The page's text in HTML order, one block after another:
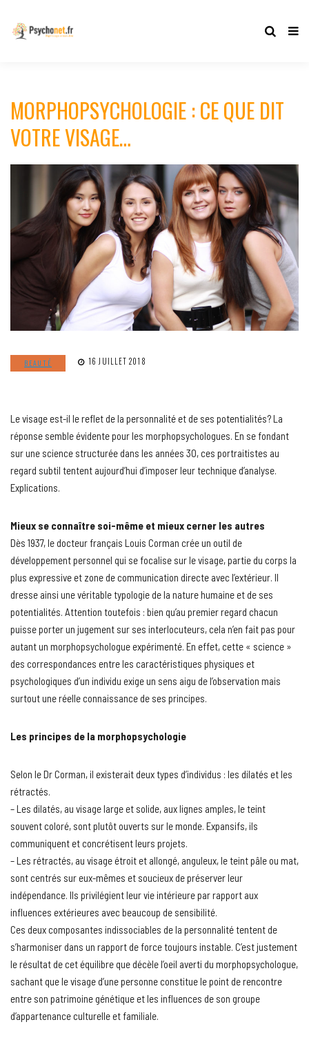
MORPHOPSYCHOLOGIE : CE QUE DIT
VOTRE VISAGE…
BEAUTÉ 16 JUILLET 2018
Le visage est-il le reflet de la personnalité et de ses potentialités? La
réponse semble évidente pour les morphopsychologues. En se fondant
sur une science structurée dans les années 30, ces portraitistes au
regard subtil tentent aujourd’hui d’imposer leur technique d’analyse.
Explications.
Mieux se connaître soi-même et mieux cerner les autres
Dès 1937, le docteur français Louis Corman crée un outil de
développement personnel qui se focalise sur le visage, partie du corps la
plus expressive et zone de communication directe avec l’extérieur. Il
dresse ainsi une véritable typologie de la nature humaine et de ses
potentialités. Attention toutefois : bien qu’au premier regard chacun
puisse porter un jugement sur ses interlocuteurs, cela n’en fait pas pour
autant un morphopsychologue expérimenté. En effet, cette « science »
des correspondances entre les caractéristiques physiques et
psychologiques d’un individu exige un sens aigu de l’observation mais
surtout une réelle connaissance de ses principes.
Les principes de la morphopsychologie
Selon le Dr Corman, il existerait deux types d’individus : les dilatés et les
rétractés.
– Les dilatés, au visage large et solide, aux lignes amples, le teint
souvent coloré, sont plutôt ouverts sur le monde. Expansifs, ils
communiquent et concrétisent leurs projets.
– Les rétractés, au visage étroit et allongé, anguleux, le teint pâle ou mat,
sont centrés sur eux-mêmes et soucieux de préserver leur
indépendance. Ils privilégient leur vie intérieure par rapport aux
influences extérieures avec beaucoup de sensibilité.
Ces deux composantes indissociables de la personnalité tentent de
s’harmoniser dans un rapport de force toujours instable. C’est justement
le résultat de cet équilibre que décèle l’oeil averti du morphopsychologue,
sachant que le visage d’une personne constitue le point de rencontre
entre son patrimoine génétique et les influences de son groupe
d’appartenance culturelle et familiale.